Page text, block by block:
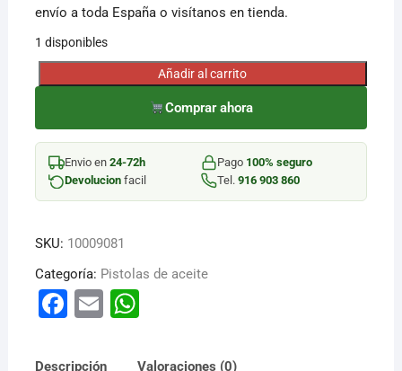
envío a toda España o visítanos en tienda.
1 disponibles
PISTOLA
ELECTRÓN
ACE
cantidad
Añadir al carrito
Comprar ahora
Envio en 24-72h Pago 100% seguro
Devolucionfacil Tel. 916 903 860
SKU: 10009081
Categoría: Pistolas de aceite
F
c
E
ai
W
at
Descripción Valoraciones (0)